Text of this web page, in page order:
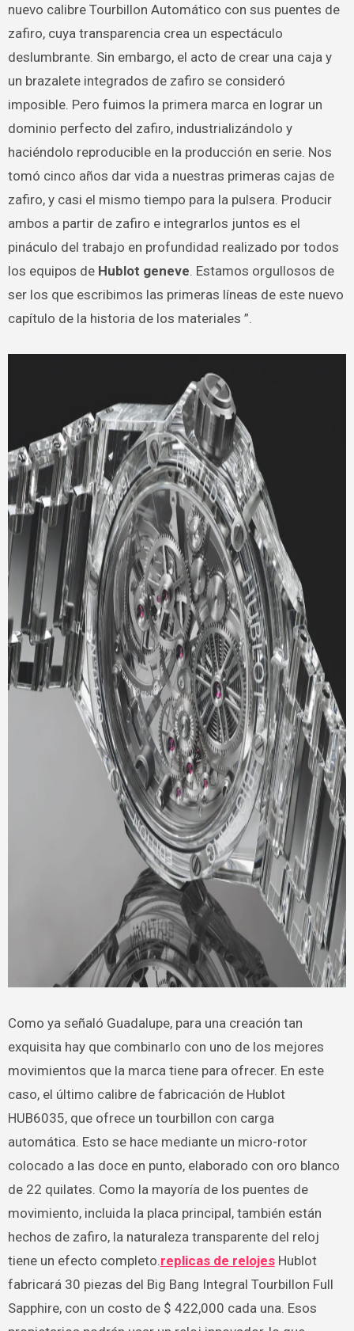
nuevo calibre Tourbillon Automático con sus puentes de
zafiro, cuya transparencia crea un espectáculo
deslumbrante. Sin embargo, el acto de crear una caja y
un brazalete integrados de zafiro se consideró
imposible. Pero fuimos la primera marca en lograr un
dominio perfecto del zafiro, industrializándolo y
haciéndolo reproducible en la producción en serie. Nos
tomó cinco años dar vida a nuestras primeras cajas de
zafiro, y casi el mismo tiempo para la pulsera. Producir
ambos a partir de zafiro e integrarlos juntos es el
pináculo del trabajo en profundidad realizado por todos
los equipos de Hublot geneve. Estamos orgullosos de
ser los que escribimos las primeras líneas de este nuevo
capítulo de la historia de los materiales ”.
Como ya señaló Guadalupe, para una creación tan
exquisita hay que combinarlo con uno de los mejores
movimientos que la marca tiene para ofrecer. En este
caso, el último calibre de fabricación de Hublot
HUB6035, que ofrece un tourbillon con carga
automática. Esto se hace mediante un micro-rotor
colocado a las doce en punto, elaborado con oro blanco
de 22 quilates. Como la mayoría de los puentes de
movimiento, incluida la placa principal, también están
hechos de zafiro, la naturaleza transparente del reloj
tiene un efecto completo.replicas de relojesHublot
fabricará 30 piezas del Big Bang Integral Tourbillon Full
Sapphire, con un costo de $ 422,000 cada una. Esos